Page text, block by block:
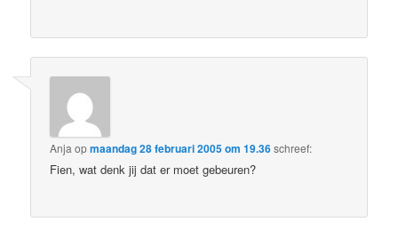
Anjaopmaandag 28 februari 2005 om 19.36schreef:
Fien, wat denk jij dat er moet gebeuren?